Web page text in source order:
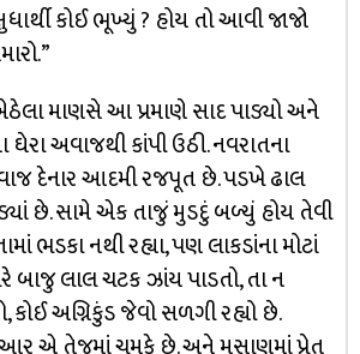
કોઈ ભૂખ્યું ? હોય તો આવી જાજો
માણસે આ પ્રમાણે સાદ પાડ્યો અને
અવાજથી કાંપી ઉઠી. નવરાતના
દેનાર આદમી રજપૂત છે. પડખે ઢાલ
છે. સામે એક તાજું મુડદું બળ્યું હોય તેવી
ભડકા નથી રહ્યા, પણ લાકડાંના મોટાં
બાજુ લાલ ચટક ઝાંય પાડતો, તા ન
અગ્નિકુંડ જેવો સળગી રહ્યો છે.